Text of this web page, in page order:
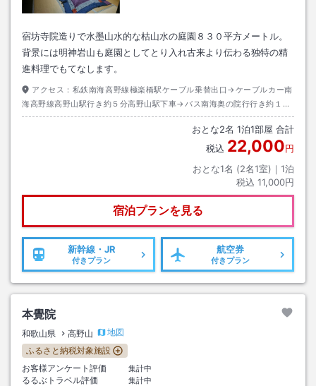
宿坊寺院造りで水墨山水的な枯山水の庭園８３０平方メートル。
背景には明神岩山も庭園としてとり入れ古来より伝わる独特の精
進料理でもてなします。
アクセス： 私鉄南海高野線極楽橋駅ケーブル乗替出口→ケーブルカー南
海高野線高野山駅行き約５分高野山駅下車→バス南海奥の院行行き約１５
分千手院下車→徒歩約１０分
おとな2名 1泊1部屋 合計
税込 22,000円
おとな1名 (2名1室)｜ 1泊
税込 11,000円
宿泊プランを見る
新幹線・JR
付きプラン
航空券
付きプラン
本覺院
和歌山県 高野山
地図
ふるさと納税対象施設
お客様アンケート評価
集計中
るるぶトラベル評価
集計中